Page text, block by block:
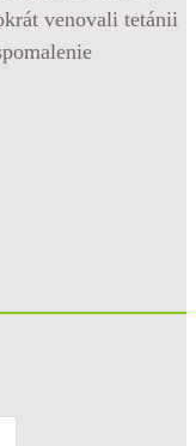
venovali tetánii